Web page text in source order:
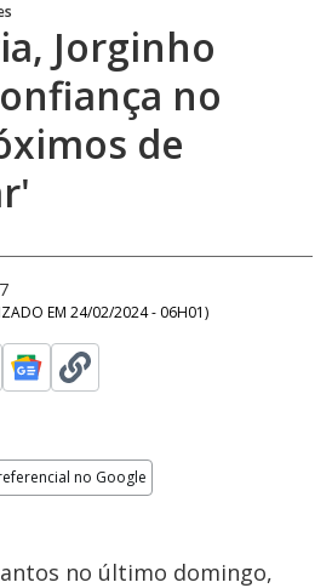
Jorginho
no
de
EM 24/02/2024 - 06H01)
no Google
no último domingo,